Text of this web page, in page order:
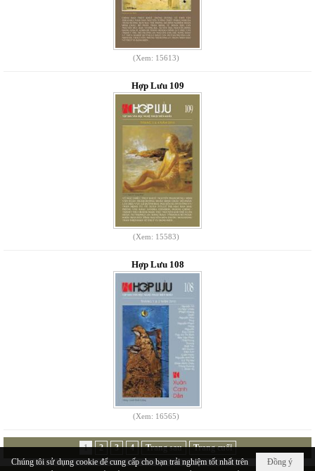
(Xem: 15613)
Hợp Lưu 109
(Xem: 15583)
Hợp Lưu 108
(Xem: 16565)
1 2 3 4 Trang sau
Trang cuối
Đồng ý
Chúng tôi sử dụng cookie để cung cấp cho bạn trải nghiệm tốt nhất trên